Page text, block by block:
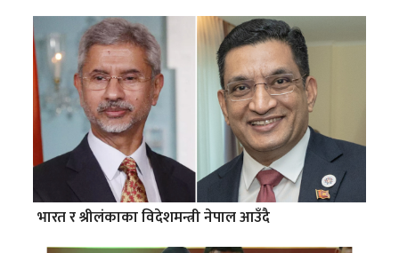
भारत र श्रीलंकाका विदेशमन्त्री नेपाल आउँदै